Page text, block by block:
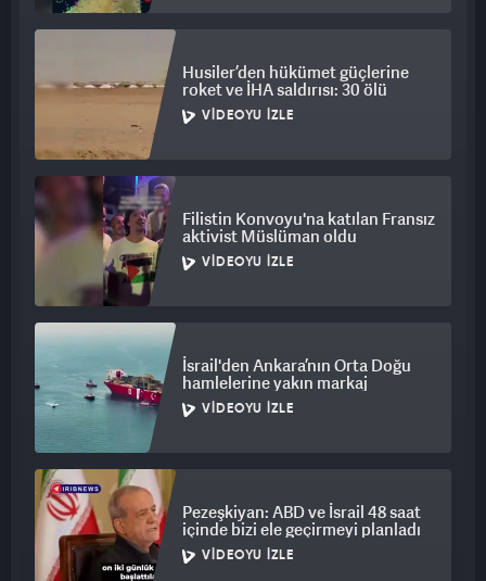
Husiler’den hükümet güçlerine
roket ve İHA saldırısı: 30 ölü
VIDEOYU İZLE
Filistin Konvoyu'na katılan Fransız
aktivist Müslüman oldu
VIDEOYU İZLE
İsrail'den Ankara’nın Orta Doğu
hamlelerine yakın markaj
VIDEOYU İZLE
Pezeşkiyan: ABD ve İsrail 48 saat
içinde bizi ele geçirmeyi planladı
VIDEOYU İZLE